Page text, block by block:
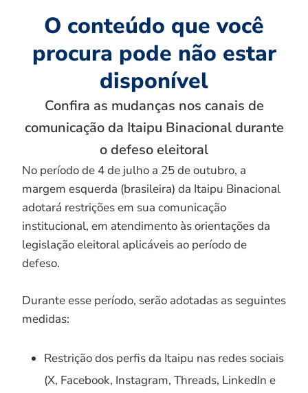
O conteúdo que você
procura pode não estar
disponível
Confira as mudanças nos canais de
comunicação da Itaipu Binacional durante
o defeso eleitoral
No período de 4 de julho a 25 de outubro, a
margem esquerda (brasileira) da Itaipu Binacional
adotará restrições em sua comunicação
institucional, em atendimento às orientações da
legislação eleitoral aplicáveis ao período de
defeso.
Durante esse período, serão adotadas as seguintes
medidas:
Restrição dos perfis da Itaipu nas redes sociais
(X, Facebook, Instagram, Threads, LinkedIn e